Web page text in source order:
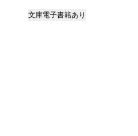
文庫電子書籍あり